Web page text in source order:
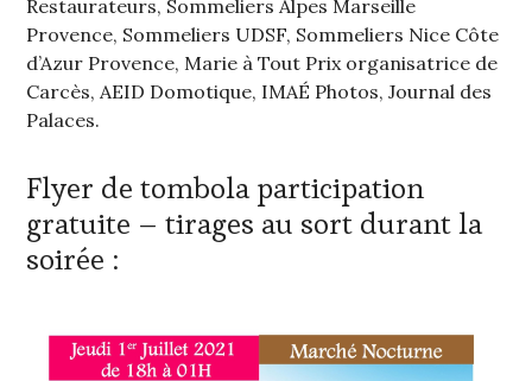
Restaurateurs, Sommeliers Alpes Marseille
Provence, Sommeliers UDSF, Sommeliers Nice Côte
d’Azur Provence, Marie à Tout Prix organisatrice de
Carcès, AEID Domotique, IMAÉ Photos, Journal des
Palaces.
Flyer de tombola participation
gratuite – tirages au sort durant la
soirée :